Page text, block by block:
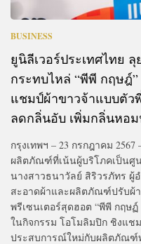
BUSINESS
ยูนิลีเวอร์ประเทศไทย
กระทบไหล่ “พีพี กฤษฎ์
แชมป์ผ้าขาวจ้าแบบตัว
ลดกลิ่นอับ เพิ่มกลิ่นหอ
กรุงเทพฯ – 23 กรกฎาคม
ผลิตภัณฑ์ที่เน้นผู้บริโภคเป็นศู
นางสาวธนาวัลย์ สิริวรภัทร
สะอาดผ้าและผลิตภัณฑ์ปรับผ้า
พรีเซนเตอร์สุดฮอต “พีพี กฤษ
ในกิจกรรม โอโมลิมปิก ชิงแช
ประสบการณ์ใหม่กับผลิตภัณฑ์